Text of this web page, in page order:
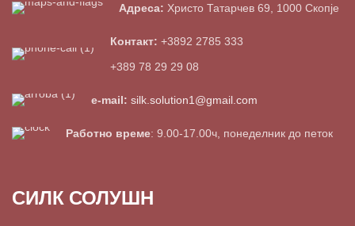
Адреса: Христо Татарчев 69, 1000 Скопје
Контакт: +3892 2785 333
+389 78 29 29 08
e-mail: silk.solution1@gmail.com
Работно време: 9.00-17.00ч, понеделник до петок
СИЛК СОЛУШН